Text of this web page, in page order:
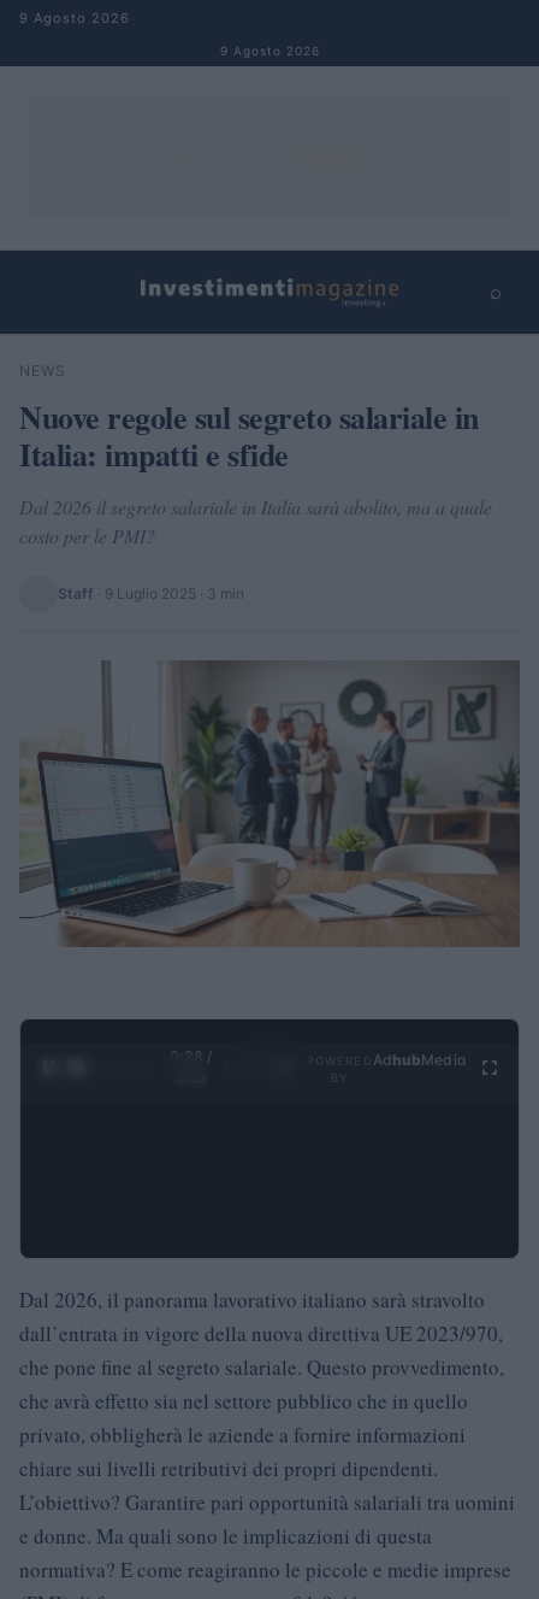
Salta al contenuto
9 Agosto 2026
9 Agosto 2026
⌕
Cerca
NEWS
Nuove regole sul segreto salariale in
Italia: impatti e sfide
Dal 2026 il segreto salariale in Italia sarà abolito, ma a quale
costo per le PMI?
Staff · 9 Luglio 2025 · 3 min
0:28 /
Ad hubMedia
Dal 2026, il panorama lavorativo italiano sarà stravolto
dall’entrata in vigore della nuova direttiva UE 2023/970,
che pone fine al segreto salariale. Questo provvedimento,
che avrà effetto sia nel settore pubblico che in quello
privato, obbligherà le aziende a fornire informazioni
chiare sui livelli retributivi dei propri dipendenti.
L’obiettivo? Garantire pari opportunità salariali tra uomini
e donne. Ma quali sono le implicazioni di questa
normativa? E come reagiranno le piccole e medie imprese